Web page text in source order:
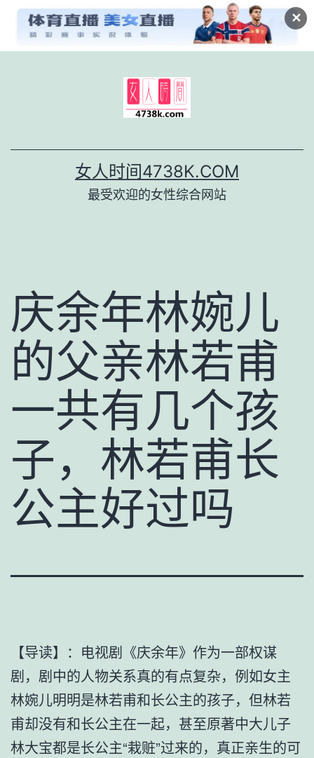
✕
女人时间4738K.COM
最受欢迎的女性综合网站
庆余年林婉儿
的父亲林若甫
一共有几个孩
子，林若甫长
公主好过吗
【导读】：电视剧《庆余年》作为一部权谋
剧，剧中的人物关系真的有点复杂，例如女主
林婉儿明明是林若甫和长公主的孩子，但林若
甫却没有和长公主在一起，甚至原著中大儿子
林大宝都是长公主“栽赃”过来的，真正亲生的可